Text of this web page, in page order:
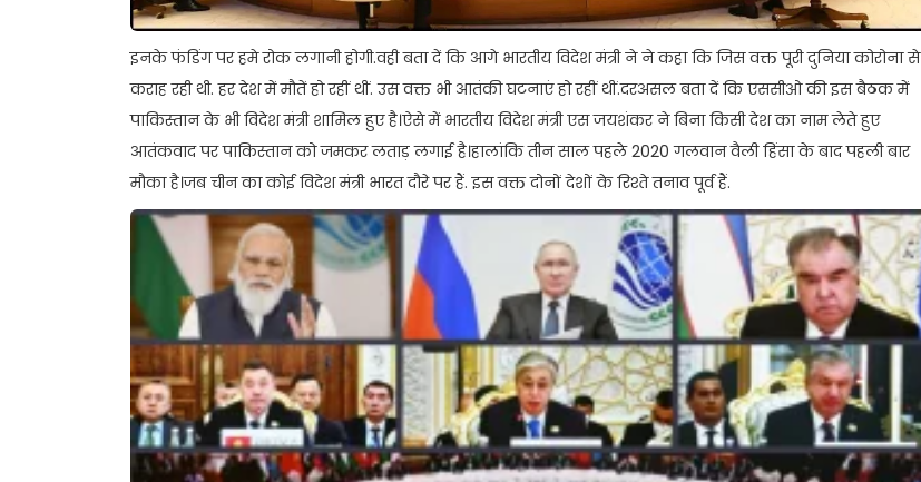
इनके फंडिंग पर हमे रोक लगानी होगी.वही बता दें कि आगे भारतीय विदेश मंत्री ने ने कहा कि जिस वक्त पूरी दुनिया कोरोना से
कराह रही थी. हर देश में मौतें हो रहीं थीं. उस वक्त भी आतंकी घटनाएं हो रहीं थीं.दरअसल बता दें कि एससीओ की इस बैठक में
पाकिस्तान के भी विदेश मंत्री शामिल हुए है।ऐसे में भारतीय विदेश मंत्री एस जयशंकर ने बिना किसी देश का नाम लेते हुए
आतंकवाद पर पाकिस्तान को जमकर लताड़ लगाई है।हालांकि तीन साल पहले 2020 गलवान वैली हिंसा के बाद पहली बार
मौका है।जब चीन का कोई विदेश मंत्री भारत दौरे पर हैं. इस वक्त दोनों देशों के रिश्ते तनाव पूर्व हैं.